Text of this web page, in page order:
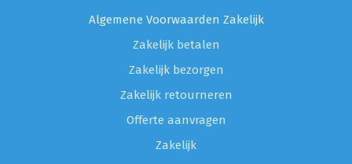
Algemene Voorwaarden Zakelijk
Zakelijk betalen
Zakelijk bezorgen
Zakelijk retourneren
Offerte aanvragen
Zakelijk